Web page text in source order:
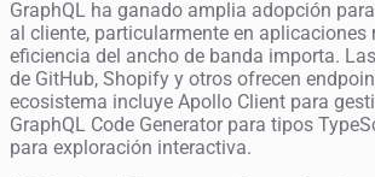
GraphQL ha ganado amplia adopción
al cliente, particularmente en aplicaciones
eficiencia del ancho de banda importa.
de GitHub, Shopify y otros ofrecen
ecosistema incluye Apollo Client para
GraphQL Code Generator para tipos
para exploración interactiva.